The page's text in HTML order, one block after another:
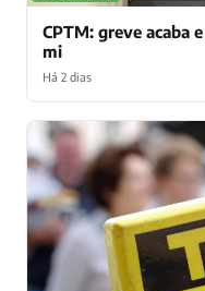
CPTM: greve acaba
mi
Há 2 dias